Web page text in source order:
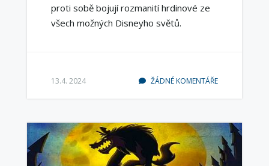
proti sobě bojují rozmanití hrdinové ze
všech možných Disneyho světů.
13.4. 2024 ŽÁDNÉ KOMENTÁŘE